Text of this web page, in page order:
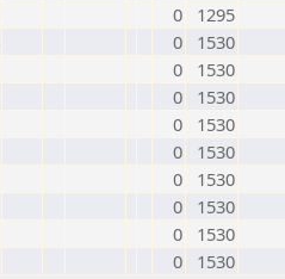
0
1295
0
1530
0
1530
0
1530
0
1530
0
1530
0
1530
0
1530
0
1530
0 1530